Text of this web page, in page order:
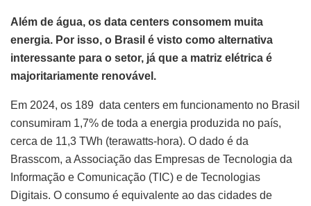
Além de água, os data centers consomem muita
energia. Por isso, o Brasil é visto como alternativa
interessante para o setor, já que a matriz elétrica é
majoritariamente renovável.
Em 2024, os 189 data centers em funcionamento no Brasil
consumiram 1,7% de toda a energia produzida no país,
cerca de 11,3 TWh (terawatts-hora). O dado é da
Brasscom, a Associação das Empresas de Tecnologia da
Informação e Comunicação (TIC) e de Tecnologias
Digitais. O consumo é equivalente ao das cidades de